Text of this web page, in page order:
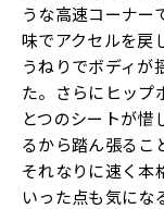
うな高速コーナー
味でアクセルを戻
うねりでボディが
た。さらにヒップ
とつのシートが惜
るから踏ん張るこ
それなりに速く本
いった点も気にな